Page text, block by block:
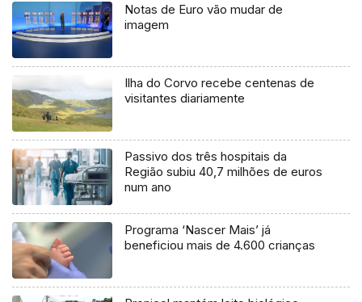
Notas de Euro vão mudar de
imagem
Ilha do Corvo recebe centenas de
visitantes diariamente
Passivo dos três hospitais da
Região subiu 40,7 milhões de euros
num ano
Programa ‘Nascer Mais’ já
beneficiou mais de 4.600 crianças